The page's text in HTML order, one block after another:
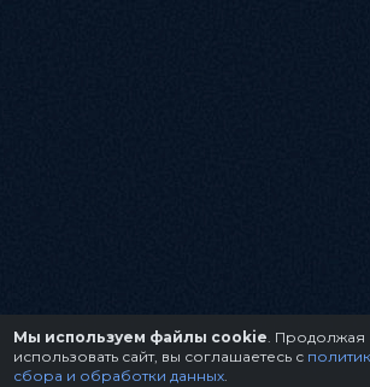
Мы используем файлы cookie . Продолжая
использовать сайт, вы соглашаетесь с
сбора и обработки данных